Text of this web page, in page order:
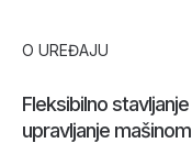
O UREĐAJU
Fleksibilno
upravljanje